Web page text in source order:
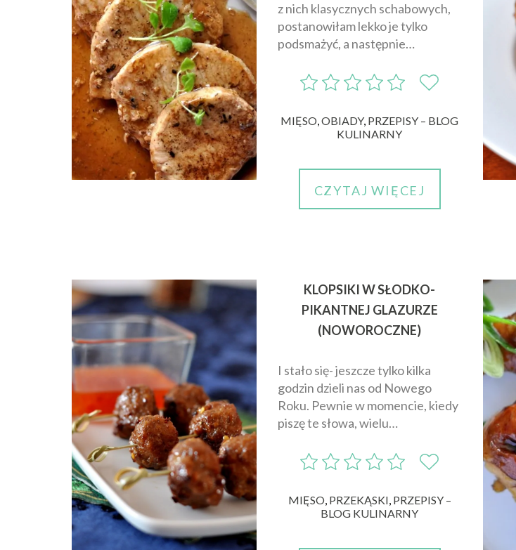
z nich klasycznych schabowych,
postanowiłam lekko je tylko
podsmażyć, a następnie…
MIĘSO,OBIADY, PRZEPISY – BLOG
KULINARNY
CZYTAJ WIĘCEJ
KLOPSIKI W SŁODKO-
PIKANTNEJ GLAZURZE
(NOWOROCZNE)
I stało się- jeszcze tylko kilka
godzin dzieli nas od Nowego
Roku. Pewnie w momencie, kiedy
piszę te słowa, wielu…
MIĘSO, PRZEKĄSKI, PRZEPISY –
BLOG KULINARNY